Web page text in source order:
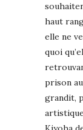
haut
elle ne
quoi
prison
grandit,